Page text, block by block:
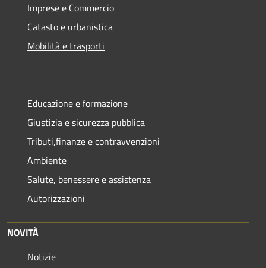
Imprese e Commercio
Catasto e urbanistica
Mobilità e trasporti
Educazione e formazione
Giustizia e sicurezza pubblica
Tributi,finanze e contravvenzioni
Ambiente
Salute, benessere e assistenza
Autorizzazioni
NOVITÀ
Notizie